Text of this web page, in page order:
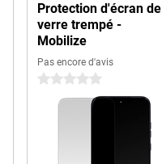
Protection d'écran de
verre trempé -
Mobilize
Pas encore d'avis
0 étoiles